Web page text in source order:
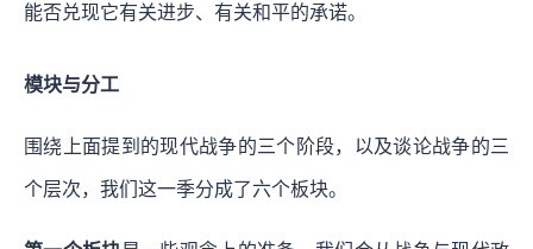
能否兑现它有关进步、有关和平的承诺。
模块与分工
围绕上面提到的现代战争的三个阶段，以及谈论战争的三
个层次，我们这一季分成了六个板块。